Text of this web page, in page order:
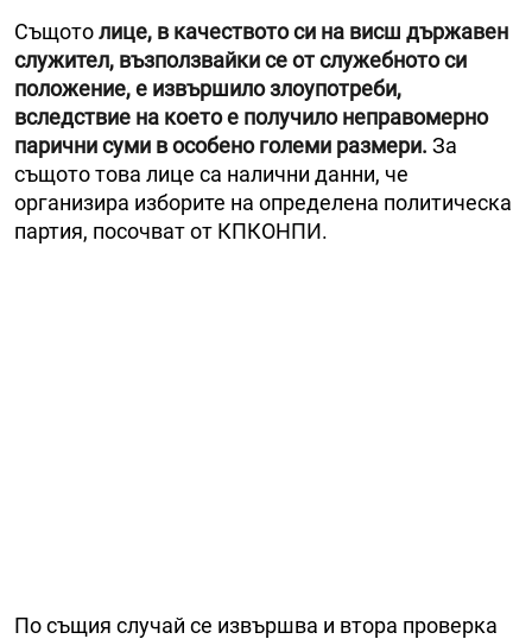
Същотолице, в качеството си на висш държавен
служител, възползвайки се от служебното си
положение, е извършило злоупотреби,
вследствие на което е получило неправомерно
парични суми в особено големи размери. За
същото това лице са налични данни, че
организира изборите на определена политическа
партия, посочват от КПКОНПИ.
По същия случай се извършва и втора проверка